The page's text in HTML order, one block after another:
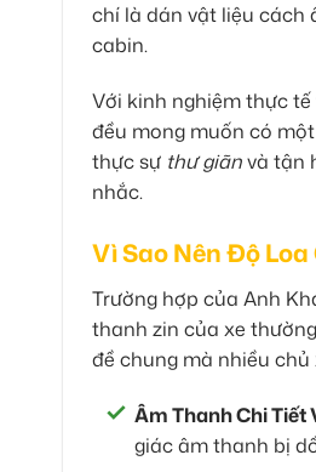
chí là dán vật liệu cách
cabin.
Với kinh nghiệm thực
đều mong muốn có
thực sự thư giãnvà tận
nhắc.
Vì Sao Nên Độ
Trường hợp của Anh
thanh zin của xe
đề chung mà nhiều
Âm Thanh Chi Tiết
giác âm thanh bị